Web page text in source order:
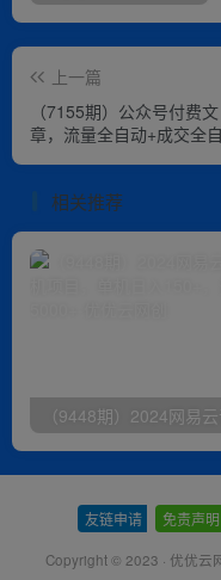
上一篇
（7155期）公众号付费文
章，流量全自动+成交全
相关推荐
友链申请 免责声明
Copyright © 2023 · 优优云